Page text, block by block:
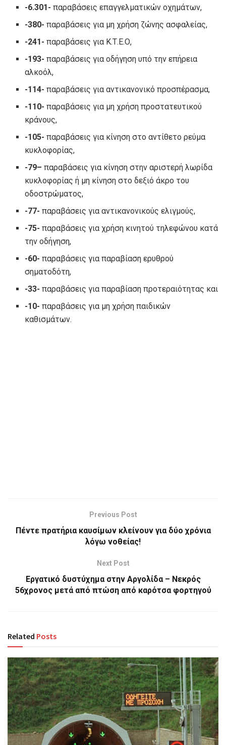
-6.301-παραβάσεις επαγγελματικών οχημάτων,
-380- παραβάσεις για μη χρήση ζώνης ασφαλείας,
-241- παραβάσεις για Κ.Τ.Ε.Ο,
-193- παραβάσεις για οδήγηση υπό την επήρεια
αλκοόλ,
-114- παραβάσεις για αντικανονικό προσπέρασμα,
-110- παραβάσεις για μη χρήση προστατευτικού
κράνους,
-105-παραβάσεις για κίνηση στο αντίθετο ρεύμα
κυκλοφορίας,
-79–παραβάσεις για κίνηση στην αριστερή λωρίδα
κυκλοφορίας ή μη κίνηση στο δεξιό άκρο του
οδοστρώματος,
-77- παραβάσεις για αντικανονικούς ελιγμούς,
-75-παραβάσεις για χρήση κινητού τηλεφώνου κατά
την οδήγηση,
-60- παραβάσεις για παραβίαση ερυθρού
σηματοδότη,
-33-παραβάσεις για παραβίαση προτεραιότητας και
-10-παραβάσεις για μη χρήση παιδικών
καθισμάτων.
Previous Post
Πέντε πρατήρια καυσίμων κλείνουν για δύο χρόνια
λόγω νοθείας!
Next Post
Εργατικό δυστύχημα στην Αργολίδα – Νεκρός
56χρονος μετά από πτώση από καρότσα φορτηγού
Related Posts